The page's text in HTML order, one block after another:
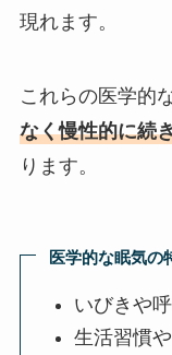
現れます。
これらの医学的
なく慢性的に続
ります。
医学的な眠気の
いびきや
生活習慣